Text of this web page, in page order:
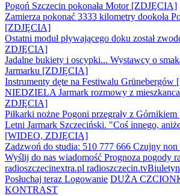
Pogoń Szczecin pokonała Motor [ZDJĘCIA]
Zamierza pokonać 3333 kilometry dookoła
[ZDJĘCIA]
Ostatni moduł pływającego doku został
ZDJĘCIA]
Jadalne bukiety i oscypki... Wystawcy o
Jarmarku [ZDJĘCIA]
Instrumenty dęte na Festiwalu Grünebergów
NIEDZIELA Jarmark rozmowy z
ZDJĘCIA]
Piłkarki nożne Pogoni przegrały z
Letni Jarmark Szczeciński. "Coś innego,
[WIDEO, ZDJĘCIA]
Zadzwoń do studia: 510 777 666 Czujny non
Wyślij do nas wiadomość Prognoza pogody
radioszczecinextra.pl radioszczecin.tv
Posłuchaj teraz Logowanie DUŻA
KONTRAST